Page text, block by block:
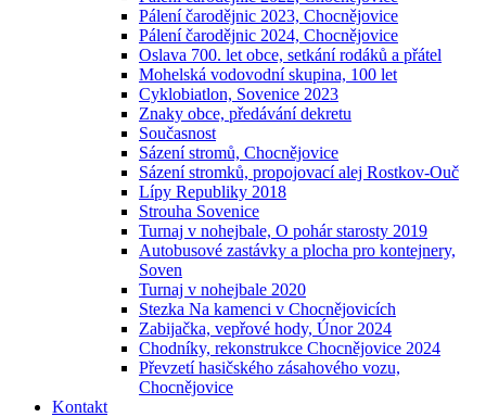
Pálení čarodějnic 2023, Chocnějovice
Pálení čarodějnic 2024, Chocnějovice
Oslava 700. let obce, setkání rodáků a přátel
Mohelská vodovodní skupina, 100 let
Cyklobiatlon, Sovenice 2023
Znaky obce, předávání dekretu
Současnost
Sázení stromů, Chocnějovice
Sázení stromků, propojovací alej Rostkov-Ouč
Lípy Republiky 2018
Strouha Sovenice
Turnaj v nohejbale, O pohár starosty 2019
Autobusové zastávky a plocha pro kontejnery,
Soven
Turnaj v nohejbale 2020
Stezka Na kamenci v Chocnějovicích
Zabijačka, vepřové hody, Únor 2024
Chodníky, rekonstrukce Chocnějovice 2024
Převzetí hasičského zásahového vozu,
Chocnějovice
Kontakt